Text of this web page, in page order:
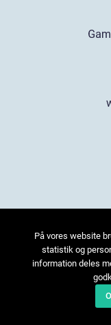
På vores website
statistik og
information deles